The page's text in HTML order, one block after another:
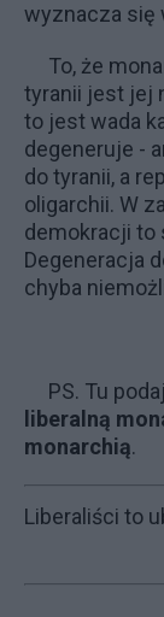
wyznacza się
To, że
tyranii jest jej
to jest wada
degeneruje -
do tyranii, a
oligarchii. W
demokracji to
Degeneracja
chyba
PS. Tu
liberalną
monarchią.
Liberaliści to